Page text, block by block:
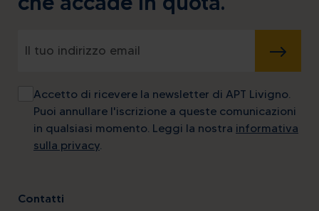
INVIA
Accetto di ricevere la newsletter di APT Livigno.
Puoi annullare l'iscrizione a queste comunicazioni
in qualsiasi momento. Leggi la nostra informativa
sulla privacy.
Contatti